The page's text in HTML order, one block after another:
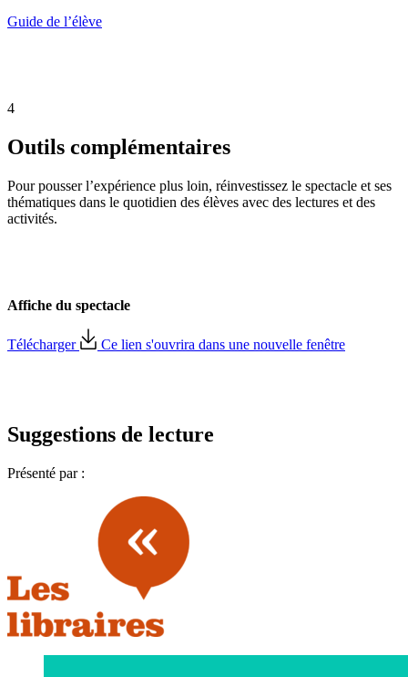
Guide de l’élève
4
Outils complémentaires
Pour pousser l’expérience plus loin, réinvestissez le spectacle et ses
thématiques dans le quotidien des élèves avec des lectures et des
activités.
Affiche du spectacle
Télécharger Ce lien s'ouvrira dans une nouvelle fenêtre
Suggestions de lecture
Présenté par :